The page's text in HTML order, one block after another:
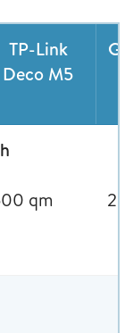
TP-Link
Deco M5
qm